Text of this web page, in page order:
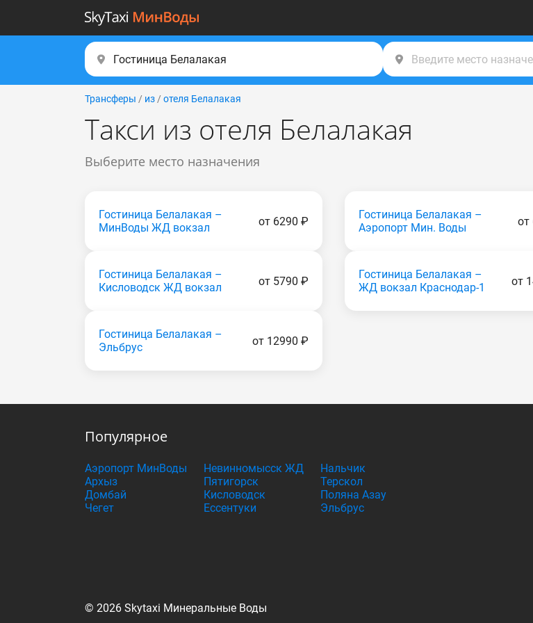
Трансферы / из / отеля Белалакая
Такси из отеля Белалакая
Выберите место назначения
Гостиница Белалакая –
МинВоды ЖД вокзал
от 6290 ₽
Гостиница Белалакая –
Аэропорт Мин. Воды
от
Гостиница Белалакая –
Кисловодск ЖД вокзал
от 5790 ₽
Гостиница Белалакая –
ЖД вокзал Краснодар-1
от
Гостиница Белалакая –
Эльбрус
от 12990 ₽
Популярное
Аэропорт МинВоды
Архыз
Домбай
Чегет
Невинномысск ЖД
Пятигорск
Кисловодск
Ессентуки
Нальчик
Терскол
Поляна Азау
Эльбрус
© 2026 Skytaxi Минеральные Воды